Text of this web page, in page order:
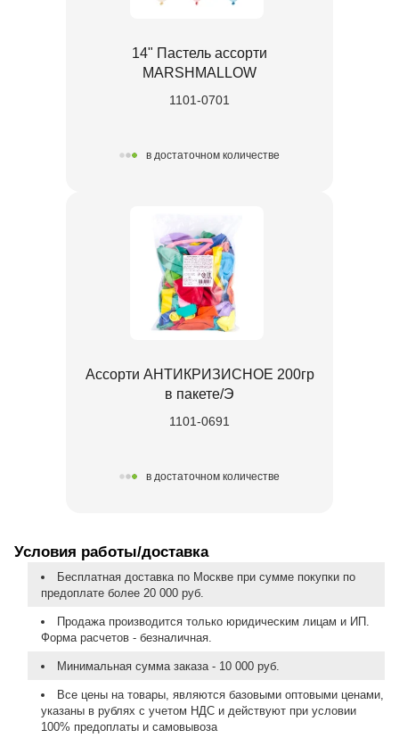
14" Пастель ассорти
MARSHMALLOW
1101-0701
в достаточном количестве
Ассорти АНТИКРИЗИСНОЕ 200гр
в пакете/Э
1101-0691
в достаточном количестве
Условия работы/доставка
Бесплатная доставка по Москве при сумме покупки по
предоплате более 20 000 руб.
Продажа производится только юридическим лицам и ИП.
Форма расчетов - безналичная.
Минимальная сумма заказа - 10 000 руб.
Все цены на товары, являются базовыми оптовыми ценами,
указаны в рублях с учетом НДС и действуют при условии
100% предоплаты и самовывоза